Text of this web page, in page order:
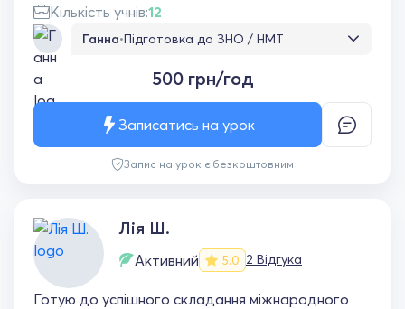
Кількість учнів:12
Ганна•Підготовка до ЗНО / НМТ
пробілів у знаннях, визначення плану
заняття проходять активно, педагог
враховує індив.побажання учня. Сину
подобається, є прогрес . Дякую Христині!
500 грн/год
Запис на урок є безкоштовним
Записатись на урок
Лія Ш.
Активний 5.0 2 Відгука
Готую до успішного складання міжнародного